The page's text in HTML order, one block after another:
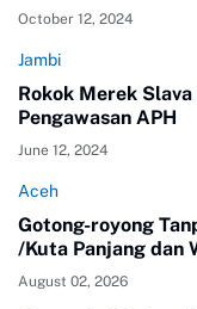
October 12, 2024
Jambi
Rokok Merek
Pengawasan APH
June 12, 2024
Aceh
Gotong-royong
/Kuta Panjang dan
August 02, 2026